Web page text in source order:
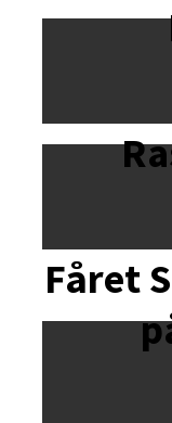
Fåret